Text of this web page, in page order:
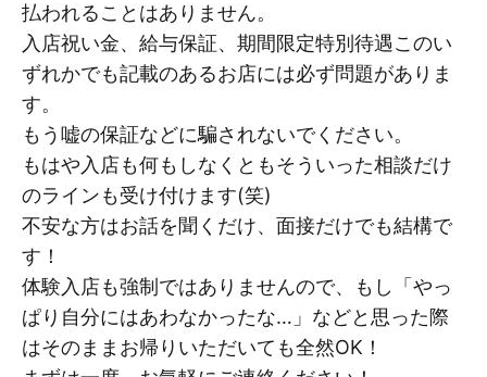
払われることはありません。
入店祝い金、給与保証、期間限定特別待遇このい
ずれかでも記載のあるお店には必ず問題がありま
す。
もう嘘の保証などに騙されないでください。
もはや入店も何もしなくともそういった相談だけ
のラインも受け付けます(笑)
不安な方はお話を聞くだけ、面接だけでも結構で
す！
体験入店も強制ではありませんので、もし「やっ
ぱり自分にはあわなかったな…」などと思った際
はそのままお帰りいただいても全然OK！